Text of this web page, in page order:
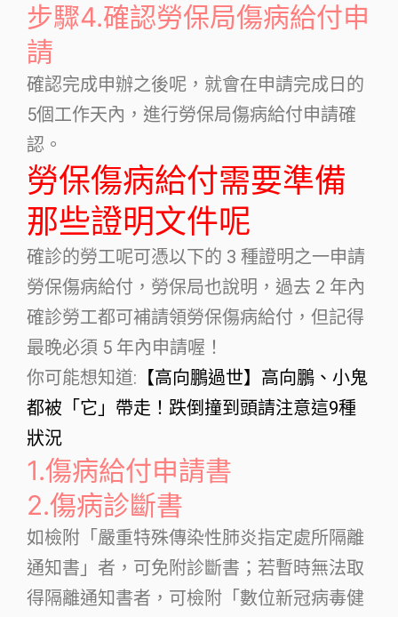
步驟4.確認勞保局傷病給付申
請
確認完成申辦之後呢，就會在申請完成日的
5個工作天內，進行勞保局傷病給付申請確
認。
勞保傷病給付需要準備
那些證明文件呢
確診的勞工呢可憑以下的 3 種證明之一申請
勞保傷病給付，勞保局也說明，過去 2 年內
確診勞工都可補請領勞保傷病給付，但記得
最晚必須 5 年內申請喔！
你可能想知道: 【高向鵬過世】高向鵬、小鬼
都被「它」帶走！跌倒撞到頭請注意這9種
狀況
1.傷病給付申請書
2.傷病診斷書
如檢附「嚴重特殊傳染性肺炎指定處所隔離
通知書」者，可免附診斷書；若暫時無法取
得隔離通知書者，可檢附「數位新冠病毒健